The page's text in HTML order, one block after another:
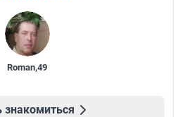
Roman,49
знакомиться